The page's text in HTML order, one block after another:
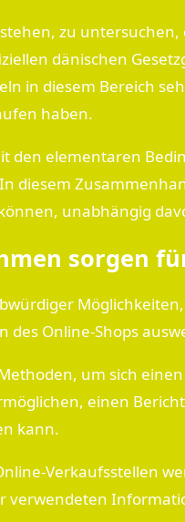
zu
dänischen
in diesem Bereich
haben.
den elementaren
diesem
unabhängig
sorgen
des Online-Shops
um sich
einen
kann.
Verkaufsstellen
verwendeten